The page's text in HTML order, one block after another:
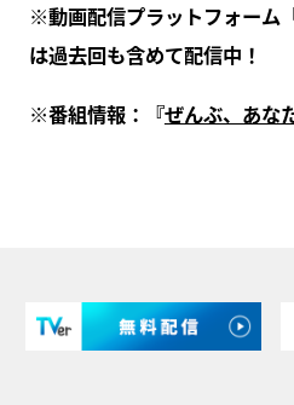
※動画配信プラットフォーム
は過去回も含めて配信中！
※番組情報：『ぜんぶ、あな